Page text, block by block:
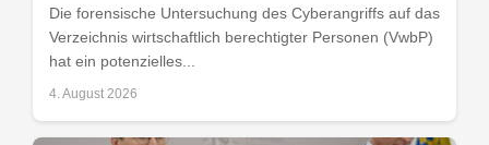
Die forensische Untersuchung des Cyberangriffs auf das
Verzeichnis wirtschaftlich berechtigter Personen (VwbP)
hat ein potenzielles...
4. August 2026